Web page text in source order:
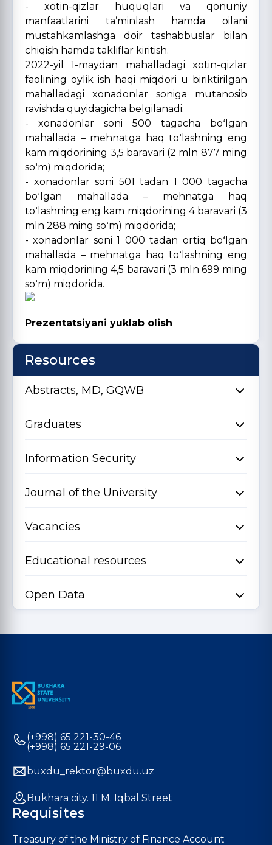
- xotin-qizlar huquqlari va qonuniy
manfaatlarini taʼminlash hamda oilani
mustahkamlashga doir tashabbuslar bilan
chiqish hamda takliflar kiritish.
2022-yil 1-maydan mahalladagi xotin-qizlar
faolining oylik ish haqi miqdori u biriktirilgan
mahalladagi xonadonlar soniga mutanosib
ravishda quyidagicha belgilanadi:
- xonadonlar soni 500 tagacha boʻlgan
mahallada – mehnatga haq toʻlashning eng
kam miqdorining 3,5 baravari (2 mln 877 ming
soʻm) miqdorida;
- xonadonlar soni 501 tadan 1 000 tagacha
boʻlgan mahallada – mehnatga haq
toʻlashning eng kam miqdorining 4 baravari (3
mln 288 ming soʻm) miqdorida;
- xonadonlar soni 1 000 tadan ortiq boʻlgan
mahallada – mehnatga haq toʻlashning eng
kam miqdorining 4,5 baravari (3 mln 699 ming
soʻm) miqdorida.
Prezentatsiyani yuklab olish
Resources
Abstracts, MD, GQWB
Graduates
Information Security
Journal of the University
Vacancies
Educational resources
Open Data
(+998) 65 221-30-46
(+998) 65 221-29-06
buxdu_rektor@buxdu.uz
Bukhara city. 11 M. Iqbal Street
Requisites
Treasury of the Ministry of Finance Account